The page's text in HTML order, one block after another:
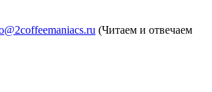
(Читаем и отвечаем